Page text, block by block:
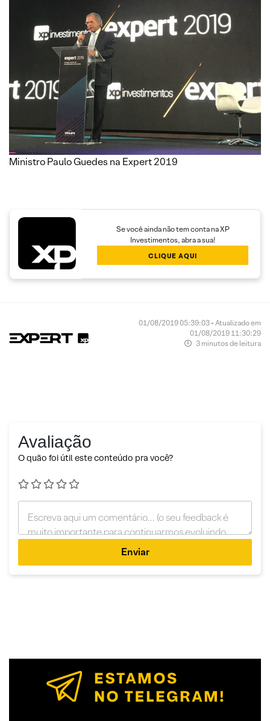
Ministro Paulo Guedes na Expert 2019
Se você ainda não tem conta na XP
Investimentos, abra a sua!
CLIQUE AQUI
01/08/2019 05:39:03 • Atualizado em
01/08/2019 11:30:29
3 minutos de leitura
Avaliação
O quão foi útil este conteúdo pra você?
Enviar